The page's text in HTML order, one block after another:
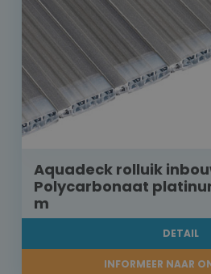
Aquadeck rolluik
Polycarbonaat
m
DETAIL
INFORMEER NAAR